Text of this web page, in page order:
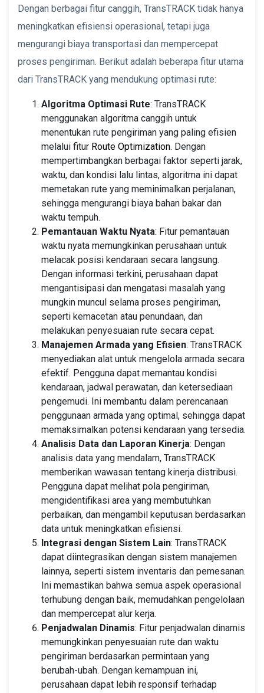
Dengan berbagai fitur canggih, TransTRACK tidak hanya
meningkatkan efisiensi operasional, tetapi juga
mengurangi biaya transportasi dan mempercepat
proses pengiriman. Berikut adalah beberapa fitur utama
dari TransTRACK yang mendukung optimasi rute:
Algoritma Optimasi Rute: TransTRACK
menggunakan algoritma canggih untuk
menentukan rute pengiriman yang paling efisien
melalui fitur Route Optimization. Dengan
mempertimbangkan berbagai faktor seperti jarak,
waktu, dan kondisi lalu lintas, algoritma ini dapat
memetakan rute yang meminimalkan perjalanan,
sehingga mengurangi biaya bahan bakar dan
waktu tempuh.
Pemantauan Waktu Nyata: Fitur pemantauan
waktu nyata memungkinkan perusahaan untuk
melacak posisi kendaraan secara langsung.
Dengan informasi terkini, perusahaan dapat
mengantisipasi dan mengatasi masalah yang
mungkin muncul selama proses pengiriman,
seperti kemacetan atau penundaan, dan
melakukan penyesuaian rute secara cepat.
Manajemen Armada yang Efisien: TransTRACK
menyediakan alat untuk mengelola armada secara
efektif. Pengguna dapat memantau kondisi
kendaraan, jadwal perawatan, dan ketersediaan
pengemudi. Ini membantu dalam perencanaan
penggunaan armada yang optimal, sehingga dapat
memaksimalkan potensi kendaraan yang tersedia.
Analisis Data dan Laporan Kinerja: Dengan
analisis data yang mendalam, TransTRACK
memberikan wawasan tentang kinerja distribusi.
Pengguna dapat melihat pola pengiriman,
mengidentifikasi area yang membutuhkan
perbaikan, dan mengambil keputusan berdasarkan
data untuk meningkatkan efisiensi.
Integrasi dengan Sistem Lain: TransTRACK
dapat diintegrasikan dengan sistem manajemen
lainnya, seperti sistem inventaris dan pemesanan.
Ini memastikan bahwa semua aspek operasional
terhubung dengan baik, memudahkan pengelolaan
dan mempercepat alur kerja.
Penjadwalan Dinamis: Fitur penjadwalan dinamis
memungkinkan penyesuaian rute dan waktu
pengiriman berdasarkan permintaan yang
berubah-ubah. Dengan kemampuan ini,
perusahaan dapat lebih responsif terhadap